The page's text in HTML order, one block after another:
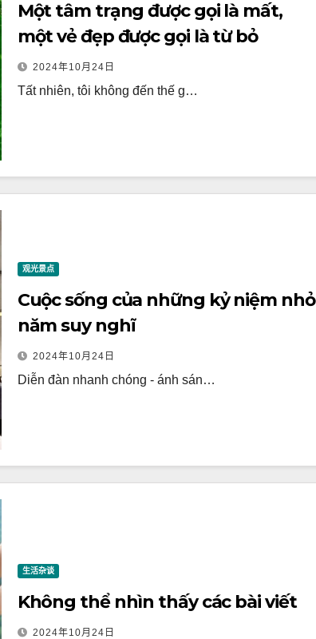
Một tâm trạng được gọi là mất,
một vẻ đẹp được gọi là từ bỏ
2024年10月24日
Tất nhiên, tôi không đến thế g…
观光景点
Cuộc sống của những kỷ niệm nhỏ
năm suy nghĩ
2024年10月24日
Diễn đàn nhanh chóng - ánh sán…
生活杂谈
Không thể nhìn thấy các bài viết
2024年10月24日